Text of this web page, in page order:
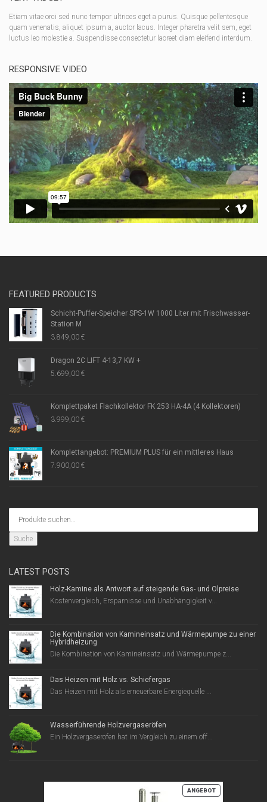
Etiam vitae orci sed nunc tempor ultrices eget a purus. Quisque pellentesque
quam venenatis, aliquet ipsum a, auctor lacus. Integer pharetra velit sem, eget
luctus leo molestie a. Suspendisse consectetur laoreet diam eleifend interdum.
RESPONSIVE VIDEO
FEATURED PRODUCTS
Schicht-Puffer-Speicher SPS-1W 1000 Liter mit Frischwasser-
Station M
3.849,00 €
Dragon 2C LIFT 4-13,7 KW +
5.699,00 €
Komplettpaket Flachkollektor FK 253 HA-4A (4 Kollektoren)
3.999,00 €
Komplettangebot: PREMIUM PLUS für ein mittleres Haus
7.900,00 €
Suche
LATEST POSTS
Holz-Kamine als Antwort auf steigende Gas- und Ölpreise
Kostenvergleich, Ersparnisse und Unabhängigkeit v...
Die Kombination von Kamineinsatz und Wärmepumpe zu einer
Hybridheizung
Die Kombination von Kamineinsatz und Wärmepumpe z...
Das Heizen mit Holz vs. Schiefergas
Das Heizen mit Holz als erneuerbare Energiequelle ...
Wasserführende Holzvergaseröfen
Ein Holzvergaserofen hat im Vergleich zu einem off...
ANGEBOTPRODUKT
IM